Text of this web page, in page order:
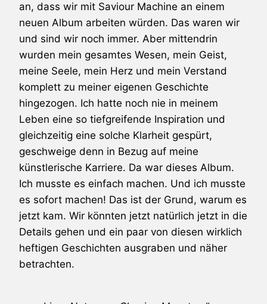
an, dass wir mit Saviour Machine an einem
neuen Album arbeiten würden. Das waren wir
und sind wir noch immer. Aber mittendrin
wurden mein gesamtes Wesen, mein Geist,
meine Seele, mein Herz und mein Verstand
komplett zu meiner eigenen Geschichte
hingezogen. Ich hatte noch nie in meinem
Leben eine so tiefgreifende Inspiration und
gleichzeitig eine solche Klarheit gespürt,
geschweige denn in Bezug auf meine
künstlerische Karriere. Da war dieses Album.
Ich musste es einfach machen. Und ich musste
es sofort machen! Das ist der Grund, warum es
jetzt kam. Wir könnten jetzt natürlich jetzt in die
Details gehen und ein paar von diesen wirklich
heftigen Geschichten ausgraben und näher
betrachten.